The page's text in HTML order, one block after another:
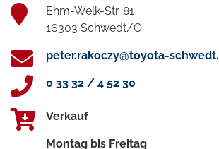
Ehm-Welk-Str. 81
16303 Schwedt/O.
peter.rakoczy@toyota-
0 33 32 / 4 52 30
Verkauf
Montag bis Freitag